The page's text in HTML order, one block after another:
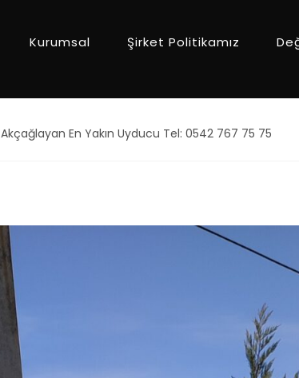
Kurumsal Şirket Politikamız
Akçağlayan En Yakın Uyducu Tel: 0542 767 75 75